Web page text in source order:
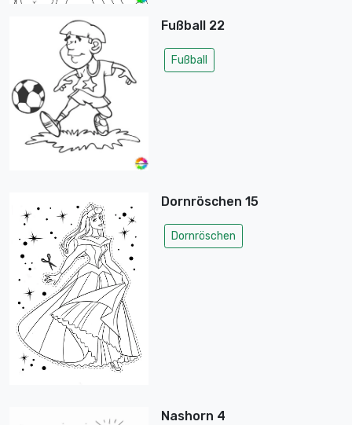
Fußball 22
Fußball
Dornröschen 15
Dornröschen
Nashorn 4